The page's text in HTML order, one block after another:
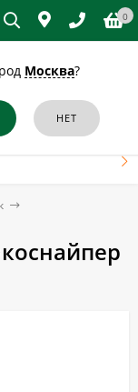
Москва?
0
в Бугульме